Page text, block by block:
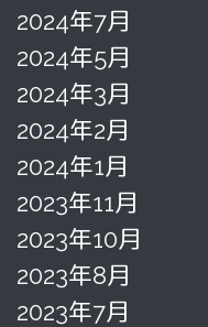
2024年7月
2024年5月
2024年3月
2024年2月
2024年1月
2023年11月
2023年10月
2023年8月
2023年7月